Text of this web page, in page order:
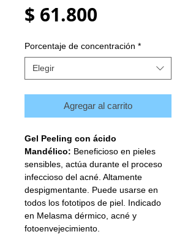
$ 61.800
Porcentaje de concentración *
Elegir
Agregar al carrito
Gel Peeling con ácido
Mandélico: Beneficioso en pieles
sensibles, actúa durante el proceso
infeccioso del acné. Altamente
despigmentante. Puede usarse en
todos los fototipos de piel. Indicado
en Melasma dérmico, acné y
fotoenvejecimiento.